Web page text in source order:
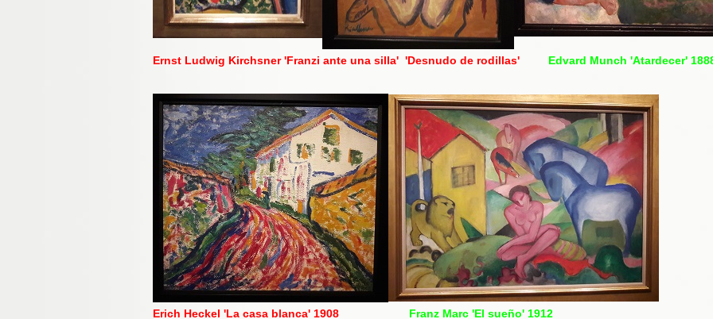
Ernst Ludwig Kirchsner 'Franzi ante una silla' 'Desnudo de rodillas' Edvard Munch 'Atardecer'
Erich Heckel 'La casa blanca' 1908 Franz Marc 'El sueño' 1912